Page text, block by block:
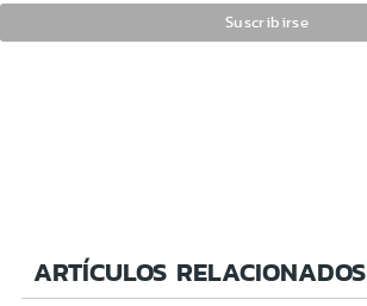
ARTÍCULOS RELACIONADOS